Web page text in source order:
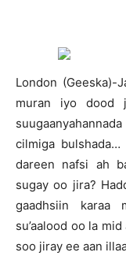
London (Geeska)-
muran iyo dood
cilmiga
dareen nafsi ah
sugay oo jira?
gaadhsiin karaa
su’aalood oo la
soo jiray ee aan